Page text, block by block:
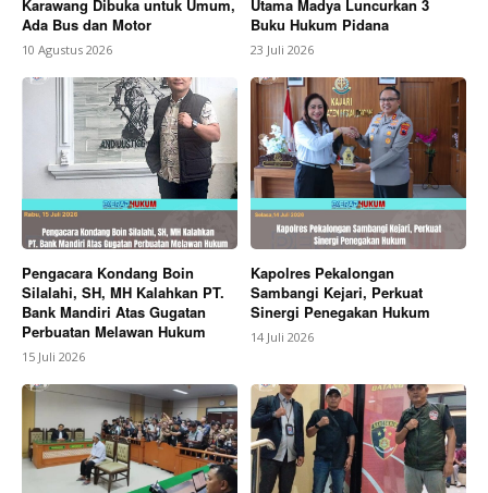
Karawang Dibuka untuk Umum,
Ada Bus dan Motor
10 Agustus 2026
Utama Madya Luncurkan 3
Buku Hukum Pidana
23 Juli 2026
Pengacara Kondang Boin
Silalahi, SH, MH Kalahkan PT.
Bank Mandiri Atas Gugatan
Perbuatan Melawan Hukum
15 Juli 2026
Kapolres Pekalongan
Sambangi Kejari, Perkuat
Sinergi Penegakan Hukum
14 Juli 2026